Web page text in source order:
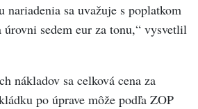
nariadenia sa uvažuje s poplatkom
úrovni sedem eur za tonu,“ vysvetlil
nákladov sa celková cena za
po úprave môže podľa ZOP